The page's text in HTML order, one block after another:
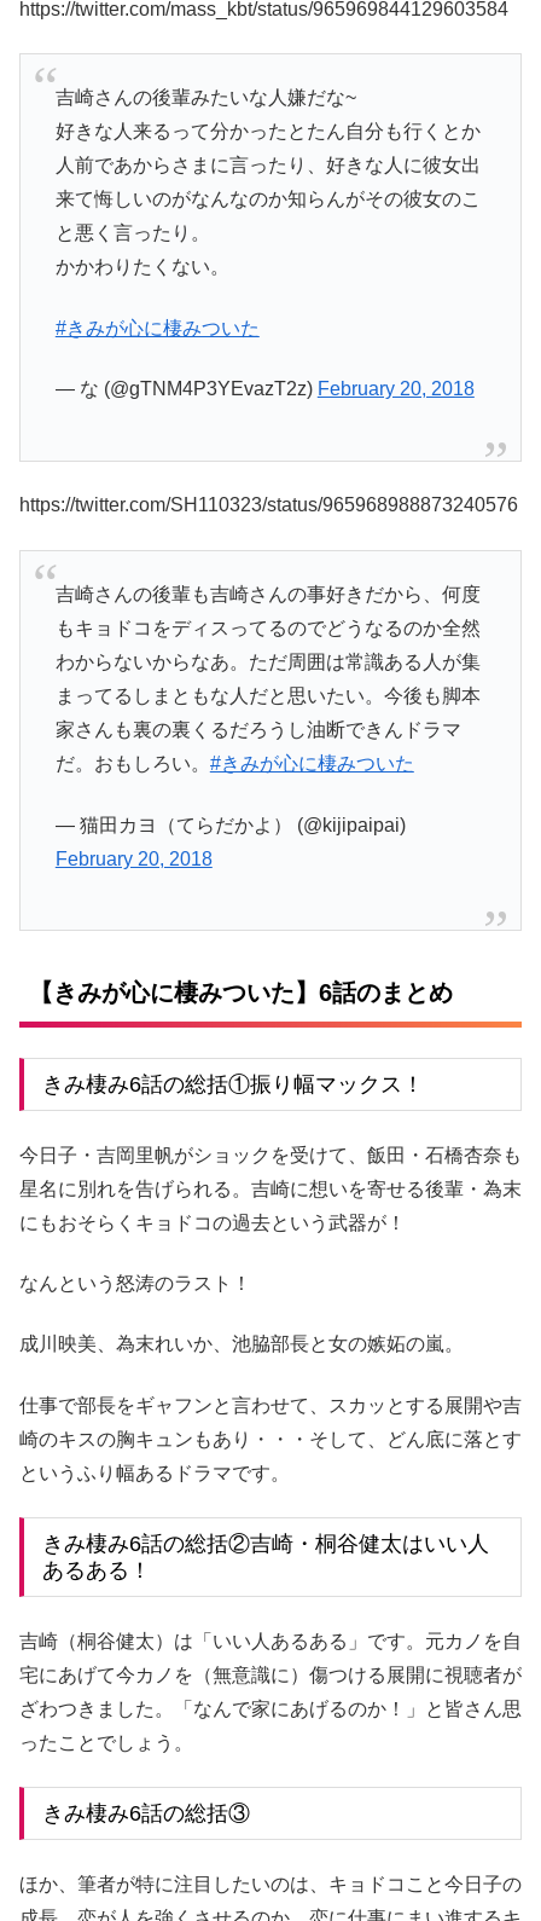
https://twitter.com/mass_kbt/status/965969844129603584
吉崎さんの後輩みたいな人嫌だな~
好きな人来るって分かったとたん自分も行くとか
人前であからさまに言ったり、好きな人に彼女出
来て悔しいのがなんなのか知らんがその彼女のこ
と悪く言ったり。
かかわりたくない。
#きみが心に棲みついた
— な (@gTNM4P3YEvazT2z) February 20, 2018
https://twitter.com/SH110323/status/965968988873240576
吉崎さんの後輩も吉崎さんの事好きだから、何度
もキョドコをディスってるのでどうなるのか全然
わからないからなあ。ただ周囲は常識ある人が集
まってるしまともな人だと思いたい。今後も脚本
家さんも裏の裏くるだろうし油断できんドラマ
だ。おもしろい。 #きみが心に棲みついた
— 猫田カヨ（てらだかよ） (@kijipaipai)
February 20, 2018
【きみが心に棲みついた】6話のまとめ
きみ棲み6話の総括①振り幅マックス！
今日子・吉岡里帆がショックを受けて、飯田・石橋杏奈も
星名に別れを告げられる。吉崎に想いを寄せる後輩・為末
にもおそらくキョドコの過去という武器が！
なんという怒涛のラスト！
成川映美、為末れいか、池脇部長と女の嫉妬の嵐。
仕事で部長をギャフンと言わせて、スカッとする展開や吉
崎のキスの胸キュンもあり・・・そして、どん底に落とす
というふり幅あるドラマです。
きみ棲み6話の総括②吉崎・桐谷健太はいい人
あるある！
吉崎（桐谷健太）は「いい人あるある」です。元カノを自
宅にあげて今カノを（無意識に）傷つける展開に視聴者が
ざわつきました。「なんで家にあげるのか！」と皆さん思
ったことでしょう。
きみ棲み6話の総括③
ほか、筆者が特に注目したいのは、キョドコこと今日子の